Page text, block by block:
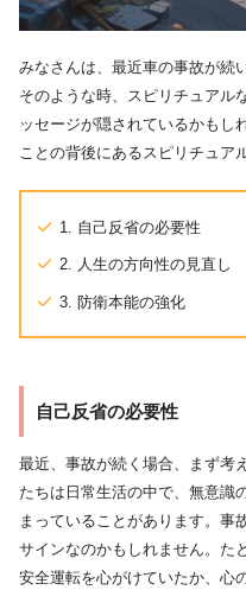
みなさんは、最近車の事故が続
そのような時、スピリチュアル
ッセージが隠されているかもし
ことの背後にあるスピリチュア
1. 自己反省の必要性
2. 人生の方向性の見直し
3. 防衛本能の強化
自己反省の必要性
最近、事故が続く場合、まず考
たちは日常生活の中で、無意識
まっていることがあります。事
サインなのかもしれません。た
安全運転を心がけていたか、心